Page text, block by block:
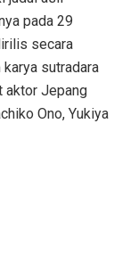
pada 29
secara
sutradara
aktor Jepang
Ono, Yukiya